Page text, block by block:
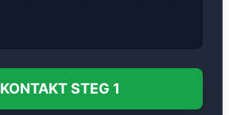
KONTAKT STEG 1